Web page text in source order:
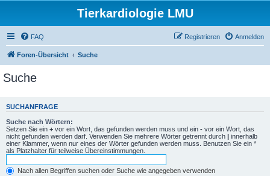
Tierkardiologie LMU
FAQ Anmelden
Registrieren
Foren-Übersicht Suche
Suche
SUCHANFRAGE
Suche nach Wörtern:
Setzen Sie ein + vor ein Wort, das gefunden werden muss und ein - vor ein Wort, das
nicht gefunden werden darf. Verwenden Sie mehrere Wörter getrennt durch | innerhalb
einer Klammer, wenn nur eines der Wörter gefunden werden muss. Benutzen Sie ein *
als Platzhalter für teilweise Übereinstimmungen.
Nach allen Begriffen suchen oder Suche wie angegeben verwenden